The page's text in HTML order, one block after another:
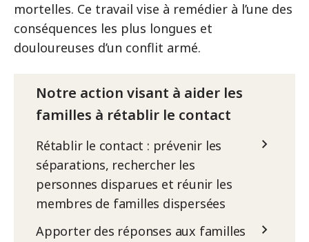
mortelles. Ce travail vise à remédier à l’une des
conséquences les plus longues et
douloureuses d’un conflit armé.
Notre action visant à aider les
familles à rétablir le contact
Rétablir le contact : prévenir les
séparations, rechercher les
personnes disparues et réunir les
membres de familles dispersées
Apporter des réponses aux familles